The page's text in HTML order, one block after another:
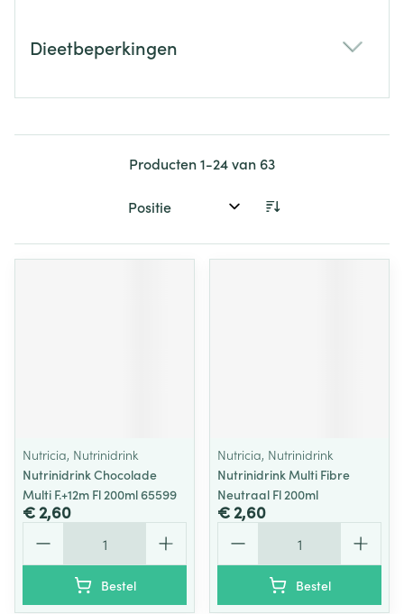
Dieetbeperkingen
Producten1-24van 63
Sorteer op:
Nutricia, Nutrinidrink
Nutrinidrink Chocolade
Multi F.+12m Fl 200ml 65599
€ 2,60
Bestel
Nutricia, Nutrinidrink
Nutrinidrink Multi Fibre
Neutraal Fl 200ml
€ 2,60
Bestel